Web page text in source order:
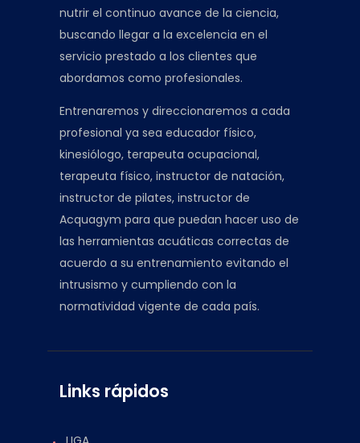
nutrir el continuo avance de la ciencia,
buscando llegar a la excelencia en el
servicio prestado a los clientes que
abordamos como profesionales.
Entrenaremos y direccionaremos a cada
profesional ya sea educador físico,
kinesiólogo, terapeuta ocupacional,
terapeuta físico, instructor de natación,
instructor de pilates, instructor de
Acquagym para que puedan hacer uso de
las herramientas acuáticas correctas de
acuerdo a su entrenamiento evitando el
intrusismo y cumpliendo con la
normatividad vigente de cada país.
Links rápidos